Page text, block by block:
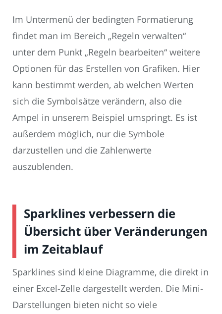
Im Untermenü der bedingten Formatierung
findet man im Bereich „Regeln verwalten“
unter dem Punkt „Regeln bearbeiten“ weitere
Optionen für das Erstellen von Grafiken. Hier
kann bestimmt werden, ab welchen Werten
sich die Symbolsätze verändern, also die
Ampel in unserem Beispiel umspringt. Es ist
außerdem möglich, nur die Symbole
darzustellen und die Zahlenwerte
auszublenden.
Sparklines verbessern die
Übersicht über Veränderungen
im Zeitablauf
Sparklines sind kleine Diagramme, die direkt in
einer Excel-Zelle dargestellt werden. Die Mini-
Darstellungen bieten nicht so viele